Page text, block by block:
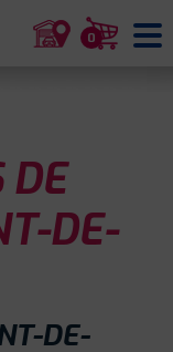
0
DE
DE-
DE-